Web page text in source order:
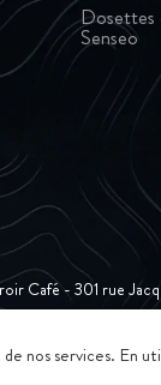
nos services. En
Dosettes
Senseo
Café - 301 rue